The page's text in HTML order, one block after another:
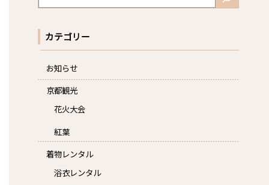
索
カテゴリー
お知らせ
京都観光
花火大会
紅葉
着物レンタル
浴衣レンタル